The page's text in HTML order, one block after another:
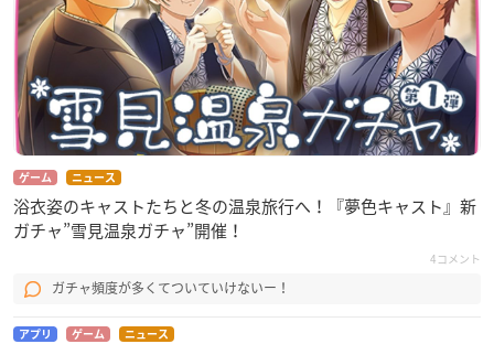
ゲーム ニュース
浴衣姿のキャストたちと冬の温泉旅行へ！『夢色キャスト』新
ガチャ”雪見温泉ガチャ”開催！
4コメント
ガチャ頻度が多くてついていけないー！
アプリ ゲーム ニュース